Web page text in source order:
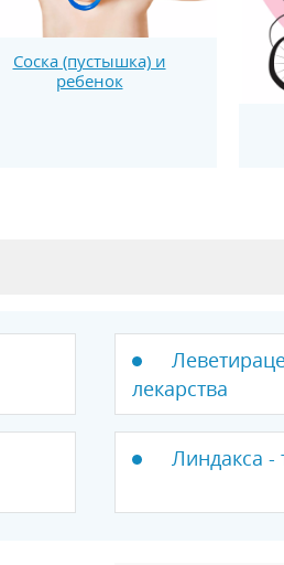
Соска (пустышка) и
ребенок
лекарства
Линдакса -